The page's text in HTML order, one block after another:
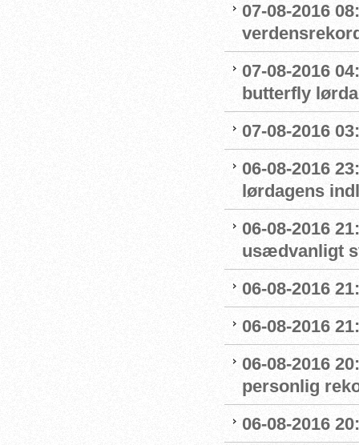
07-08-2016
07-08-2016
butterfly
07-08-2016
06-08-2016
lørdagens
06-08-2016
usædvanligt
06-08-2016
06-08-2016
06-08-2016
personlig
06-08-2016